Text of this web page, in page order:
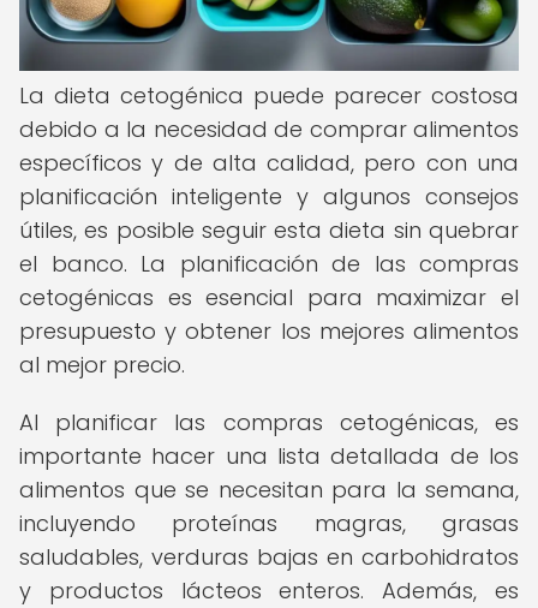
La dieta cetogénica puede parecer costosa
debido a la necesidad de comprar alimentos
específicos y de alta calidad, pero con una
planificación inteligente y algunos consejos
útiles, es posible seguir esta dieta sin quebrar
el banco. La planificación de las compras
cetogénicas es esencial para maximizar el
presupuesto y obtener los mejores alimentos
al mejor precio.
Al planificar las compras cetogénicas, es
importante hacer una lista detallada de los
alimentos que se necesitan para la semana,
incluyendo proteínas magras, grasas
saludables, verduras bajas en carbohidratos
y productos lácteos enteros. Además, es